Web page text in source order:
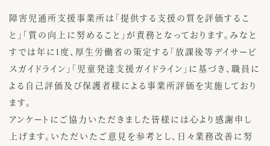
障害児通所支援事業所は「提供する支援の質を評価するこ
と」「質の向上に努めること」が責務となっております。みなと
すでは年に1度、厚生労働省の策定する「放課後等デイサービ
スガイドライン」「児童発達支援ガイドライン」に基づき、職員に
よる自己評価及び保護者様による事業所評価を実施しており
ます。
アンケートにご協力いただきました皆様には心より感謝申し
上げます。いただいたご意見を参考とし、日々業務改善に努